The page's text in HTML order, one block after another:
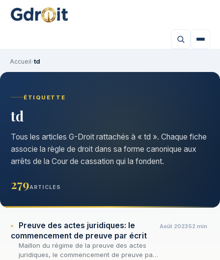
Accueil›td
ÉTIQUETTE
td
Tous les articles G-Droit rattachés à « td ». Chaque fiche
associe la règle de droit dans sa forme canonique aux
arrêts de la Cour de cassation qui la fondent.
279ARTICLES
Preuve des actes juridiques: le
commencement de preuve par écrit
Maillon du régime de la preuve des actes
juridiques, le commencement de preuve par
Août 202352 min